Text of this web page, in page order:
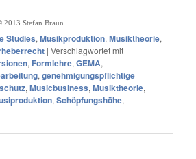
Stefan Braun
Studies,Musikproduktion,Musiktheorie,
|Verschlagwortet mit
, Formlehre,GEMA,
,genehmigungspflichtige
,Musicbusiness,Musiktheorie,
,Schöpfungshöhe,